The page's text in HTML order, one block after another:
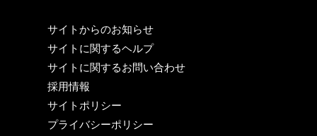
サイトからのお知らせ
サイトに関するヘルプ
サイトに関するお問い合わせ
採用情報
サイトポリシー
プライバシーポリシー